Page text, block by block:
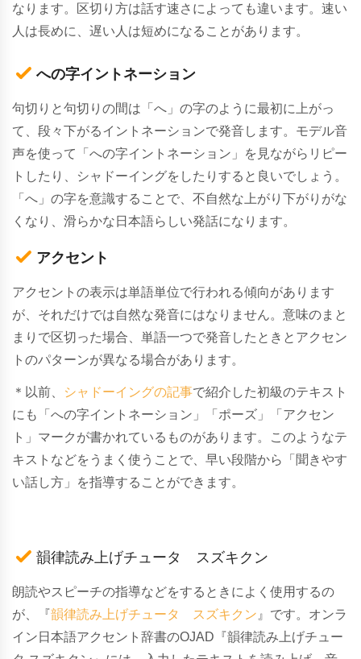
なります。区切り方は話す速さによっても違います。速い
人は長めに、遅い人は短めになることがあります。
への字イントネーション
句切りと句切りの間は「へ」の字のように最初に上がっ
て、段々下がるイントネーションで発音します。モデル音
声を使って「への字イントネーション」を見ながらリピー
トしたり、シャドーイングをしたりすると良いでしょう。
「へ」の字を意識することで、不自然な上がり下がりがな
くなり、滑らかな日本語らしい発話になります。
アクセント
アクセントの表示は単語単位で行われる傾向があります
が、それだけでは自然な発音にはなりません。意味のまと
まりで区切った場合、単語一つで発音したときとアクセン
トのパターンが異なる場合があります。
＊以前、 シャドーイングの記事で紹介した初級のテキスト
にも「への字イントネーション」「ポーズ」「アクセン
ト」マークが書かれているものがあります。このようなテ
キストなどをうまく使うことで、早い段階から「聞きやす
い話し方」を指導することができます。
韻律読み上げチュータ スズキクン
朗読やスピーチの指導などをするときによく使用するの
が、『韻律読み上げチュータ スズキクン 』です。 オンラ
イン日本語アクセント辞書のOJAD『韻律読み上げチュー